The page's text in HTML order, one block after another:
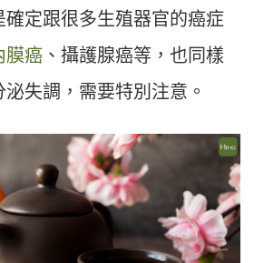
定跟很多生殖器官的癌症
膜癌 、攝護腺癌等，也同樣
失調，需要特別注意。